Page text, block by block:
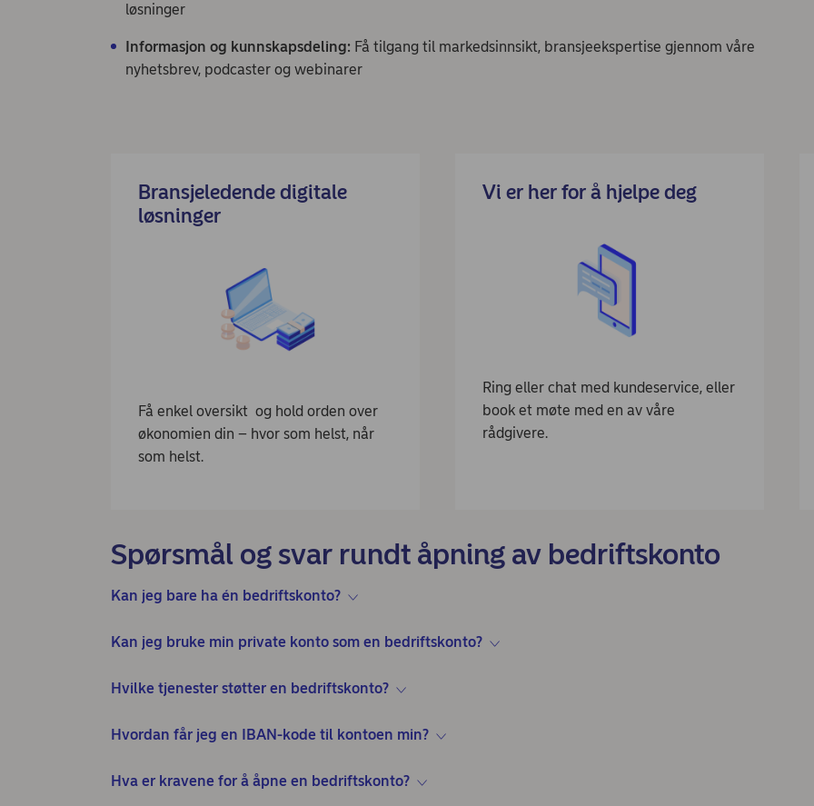
løsninger
Informasjon og kunnskapsdeling: Få tilgang til markedsinnsikt, bransjeekspertise gjennom våre
nyhetsbrev, podcaster og webinarer
Bransjeledende digitale
løsninger
Få enkel oversikt og hold orden over
økonomien din – hvor som helst, når
som helst.
Vi er her for å hjelpe deg
Ring eller chat med kundeservice, eller
book et møte med en av våre
rådgivere.
Spørsmål og svar rundt åpning av bedriftskonto
Kan jeg bare ha én bedriftskonto?
Kan jeg bruke min private konto som en bedriftskonto?
Hvilke tjenester støtter en bedriftskonto?
Hvordan får jeg en IBAN-kode til kontoen min?
Hva er kravene for å åpne en bedriftskonto?